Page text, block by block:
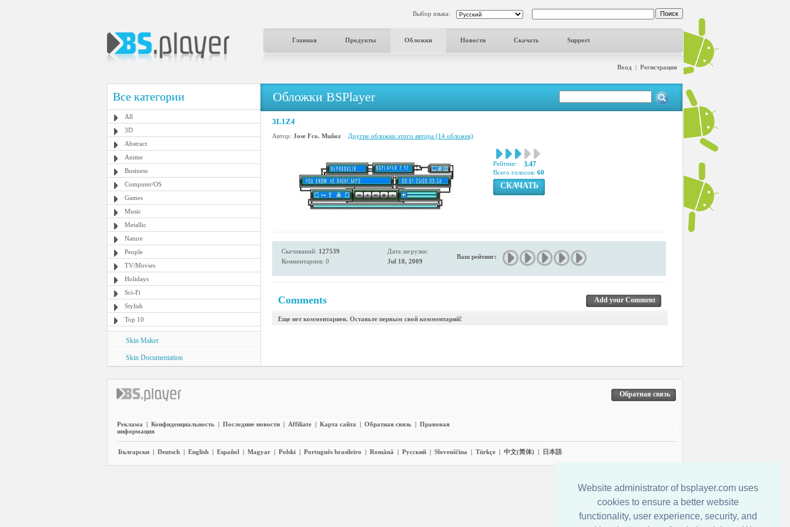
Website administrator of bsplayer.com uses
cookies to ensure a better website
functionality, user experience, security, and
Выбор языка:
Главная Продукты Обложки Новости Скачать Support
Вход | Регистрация
Все категории
All
3D
Abstract
Anime
Business
Computer/OS
Games
Music
Metallic
Nature
People
TV/Movies
Holidays
Sci-Fi
Stylish
Top 10
Skin Maker
Skin Documentation
Обложки BSPlayer
3L1Z4
Автор: Jose Fco. Muñoz Другие обложки этого автора (14 обложек)
Рейтинг: 3.47
Всего голосов: 60
СКАЧАТЬ
Скачиваний: 127539
Комментариев: 0
Дата загрузки:
Jul 18, 2009
Ваш рейтинг:
Comments Add your Comment
Еще нет комментариев. Оставьте первым свой комментарий!
Обратная связь
Реклама | Конфиденциальность | Последние новости | Affiliate | Карта сайта | Обратная связь | Правовая
информация
Български | Deutsch | English | Español | Magyar | Polski | Português brasileiro | Română | Pyccĸий | Slovenščina | Türkçe | 中文(简体) | 日本語